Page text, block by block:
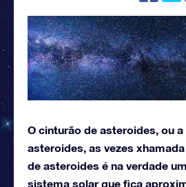
O cinturão de asteroides, ou
asteroides, as vezes
de asteroides é na verdade
sistema solar que fica